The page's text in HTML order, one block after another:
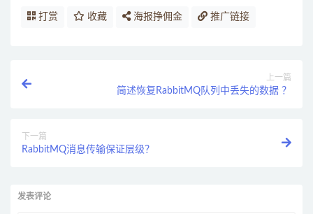
打赏 收藏 海报挣佣金 推广链接
上一篇
简述恢复RabbitMQ队列中丢失的数据 ？
下一篇
RabbitMQ消息传输保证层级？
发表评论